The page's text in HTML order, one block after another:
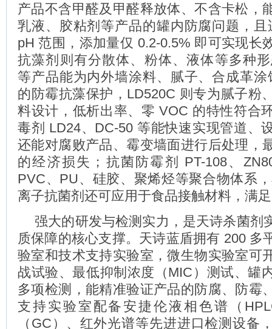
产品不含甲醛及甲醛释放体、不含卡松，
乳液、胶粘剂等产品的罐内防腐问题，且
pH 范围，添加量仅 0.2-0.5% 即可实现长
抗藻剂则有分散体、粉体、液体等多种
等产品能为内外墙涂料、腻子、合成革涂
的防霉抗藻保护，LD520C 则专为腻子粉
料设计，低析出率、零 VOC 的特性符合
毒剂 LD24、DC-50 等能快速实现管道、
还能对腐败产品、霉变墙面进行后处理，
的经济损失；抗菌防霉剂 PT-108、
PVC、PU、硅胶、聚烯烃等聚合物体系
离子抗菌剂还可应用于食品接触材料，满
强大的研发与检测实力，是天诗杀菌剂
质保障的核心支撑。天诗蓝盾拥有 200 多
验室和技术支持实验室，微生物实验室可
战试验、最低抑制浓度（MIC）测试、罐
多项检测，能精准验证产品的防腐、防霉
支持实验室配备安捷伦液相色谱（
（GC）、红外光谱等先进进口检测设备